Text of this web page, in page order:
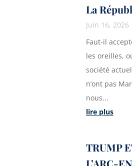
La
Juin 16, 2026
Faut-il
les oreilles,
société
n’ont pas
nous...
lire plus
TRUMP
L’ARC-